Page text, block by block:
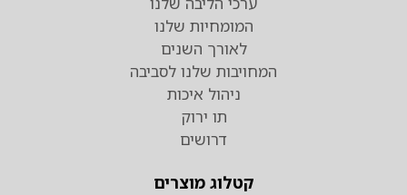
המומחיות שלנו
לאורך השנים
המחויבות שלנו לסביבה
ניהול איכות
תו ירוק
דרושים
קטלוג מוצרים